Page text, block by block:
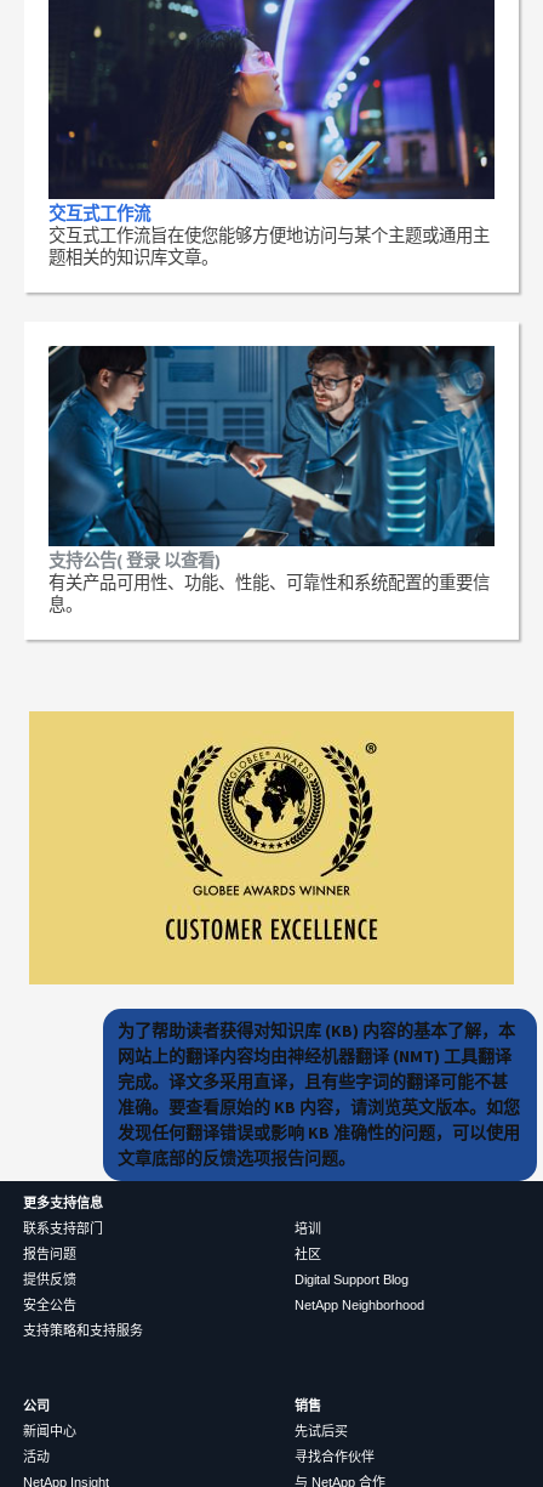
交互式工作流
交互式工作流旨在使您能够方便地访问与某个主题或通用主
题相关的知识库文章。
支持公告( 登录 以查看)
有关产品可用性、功能、性能、可靠性和系统配置的重要信
息。
为了帮助读者获得对知识库 (KB) 内容的基本了解，本
网站上的翻译内容均由神经机器翻译 (NMT) 工具翻译
完成。译文多采用直译，且有些字词的翻译可能不甚
准确。要查看原始的 KB 内容，请浏览英文版本。如您
发现任何翻译错误或影响 KB 准确性的问题，可以使用
文章底部的反馈选项报告问题。
更多支持信息
联系支持部门
报告问题
提供反馈
安全公告
支持策略和支持服务
培训
社区
Digital Support Blog
NetApp Neighborhood
公司
新闻中心
活动
NetApp Insight
销售
先试后买
寻找合作伙伴
与 NetApp 合作